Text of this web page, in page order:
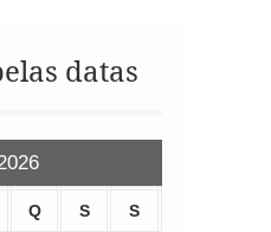
datas
Q S S